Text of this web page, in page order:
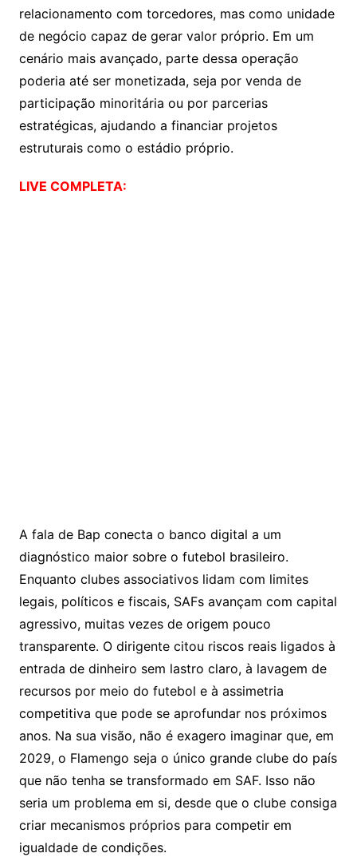
relacionamento com torcedores, mas como unidade
de negócio capaz de gerar valor próprio. Em um
cenário mais avançado, parte dessa operação
poderia até ser monetizada, seja por venda de
participação minoritária ou por parcerias
estratégicas, ajudando a financiar projetos
estruturais como o estádio próprio.
LIVE COMPLETA:
A fala de Bap conecta o banco digital a um
diagnóstico maior sobre o futebol brasileiro.
Enquanto clubes associativos lidam com limites
legais, políticos e fiscais, SAFs avançam com capital
agressivo, muitas vezes de origem pouco
transparente. O dirigente citou riscos reais ligados à
entrada de dinheiro sem lastro claro, à lavagem de
recursos por meio do futebol e à assimetria
competitiva que pode se aprofundar nos próximos
anos. Na sua visão, não é exagero imaginar que, em
2029, o Flamengo seja o único grande clube do país
que não tenha se transformado em SAF. Isso não
seria um problema em si, desde que o clube consiga
criar mecanismos próprios para competir em
igualdade de condições.